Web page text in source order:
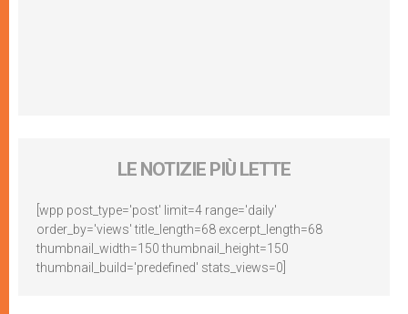
LE NOTIZIE PIÙ LETTE
[wpp post_type='post' limit=4 range='daily'
order_by='views' title_length=68 excerpt_length=68
thumbnail_width=150 thumbnail_height=150
thumbnail_build='predefined' stats_views=0]